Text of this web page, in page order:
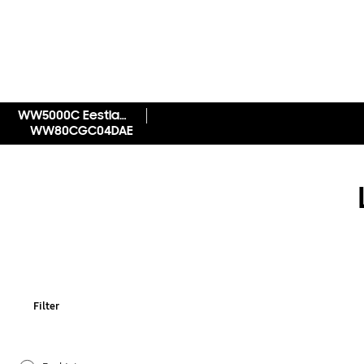
WW5000C Eestlaetav pesumasin Ecobubble™ funktsiooniga
WW80CGC04DAE
Filter